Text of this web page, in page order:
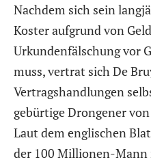
Nachdem sich sein
Koster aufgrund von
Urkundenfälschung vor
muss, vertrat sich De
Vertragshandlungen
gebürtige Drongener
Laut dem englischen
der 100 Millionen-